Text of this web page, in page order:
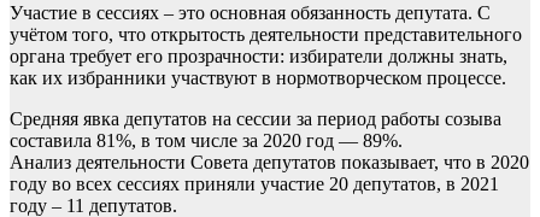
Участие в сессиях – это основная обязанность депутата. С
учётом того, что открытость деятельности представительного
органа требует его прозрачности: избиратели должны знать,
как их избранники участвуют в нормотворческом процессе.
Средняя явка депутатов на сессии за период работы созыва
составила 81%, в том числе за 2020 год — 89%.
Анализ деятельности Совета депутатов показывает, что в 2020
году во всех сессиях приняли участие 20 депутатов, в 2021
году – 11 депутатов.